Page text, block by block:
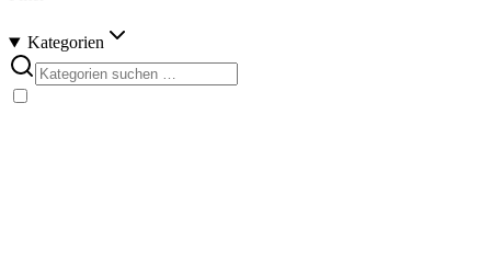
Kategorien